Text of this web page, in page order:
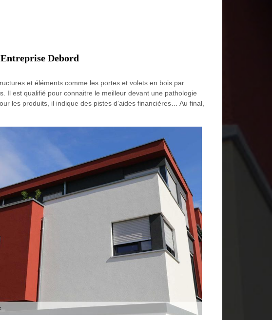
Debord
et éléments comme les portes et volets en bois par
Il est qualifié pour connaitre le meilleur devant une pathologie
les produits, il indique des pistes d’aides financières… Au final,